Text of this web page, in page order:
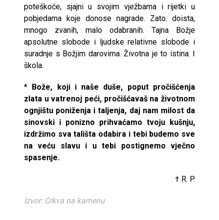
poteškoće, sjajni u svojim vježbama i rijetki u
pobjedama koje donose nagrade. Zato: doista,
mnogo zvanih, malo odabranih. Tajna Božje
apsolutne slobode i ljudske relativne slobode i
suradnje s Božjim darovima. Životna je to istina. I
škola.
* Bože, koji i naše duše, poput pročišćenja
zlata u vatrenoj peći, pročišćavaš na životnom
ognjištu poniženja i taljenja, daj nam milost da
sinovski i ponizno prihvaćamo tvoju kušnju,
izdržimo sva tališta odabira i tebi budemo sve
na veću slavu i u tebi postignemo vječno
spasenje.
† R. P.
Izvor: Crkva na kamenu